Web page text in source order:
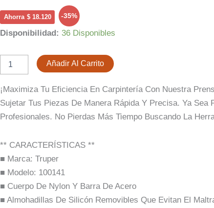
Precio
Original
Era:
$ 51.820.
Actual
Es:
$ 33.700.
Ahorra $18.120 -35%
Disponibilidad: 36 Disponibles
Prensa
Carpintería
Con
Cuerpo
Nylon
Añadir Al Carrito
¡Maximiza Tu Eficiencia En Carpintería Con Nuestra
Sujetar Tus Piezas De Manera Rápida Y Precisa. Ya
Profesionales. No Pierdas Más Tiempo Buscando La
** CARACTERÍSTICAS **
■ Marca: Truper
■ Modelo: 100141
■ Cuerpo De Nylon Y Barra De Acero
■ Almohadillas De Silicón Removibles Que Evitan El